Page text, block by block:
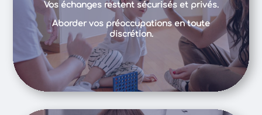
Vos échanges restent sécurisés et privés.
Aborder vos préoccupations en toute
discrétion.